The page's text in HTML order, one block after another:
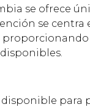
se ofrece
se